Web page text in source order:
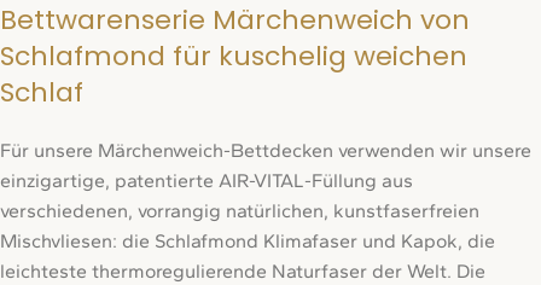
Bettwarenserie Märchenweich von
Schlafmond für kuschelig weichen
Schlaf
Für unsere Märchenweich-Bettdecken verwenden wir unsere
einzigartige, patentierte AIR-VITAL-Füllung aus
verschiedenen, vorrangig natürlichen, kunstfaserfreien
Mischvliesen: die Schlafmond Klimafaser und Kapok, die
leichteste thermoregulierende Naturfaser der Welt. Die